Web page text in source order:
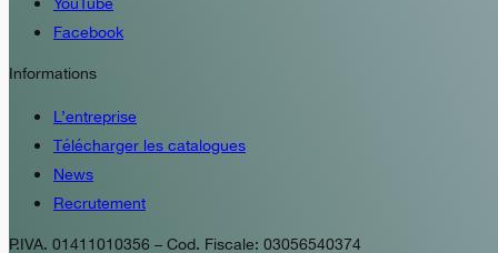
Facebook
Informations
L’entreprise
Télécharger les catalogues
News
Recrutement
P.IVA. 01411010356 – Cod. Fiscale: 03056540374